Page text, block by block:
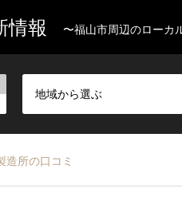
情報 〜福山市周辺のローカ
地域から選ぶ
造所の口コミ